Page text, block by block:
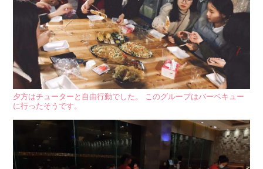
夕方はチューターと自由行動でした。 このグループはバーベキュー
に行ったそうです。